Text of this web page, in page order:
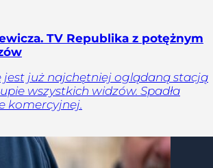
TV Republika z potężnym
jest już najchętniej oglądaną stacją
wszystkich widzów. Spadła
komercyjnej.